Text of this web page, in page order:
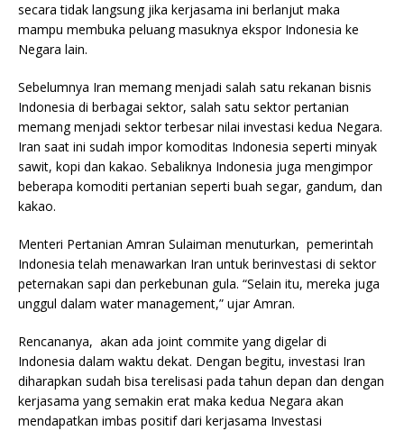
secara tidak langsung jika kerjasama ini berlanjut maka
mampu membuka peluang masuknya ekspor Indonesia ke
Negara lain.
Sebelumnya Iran memang menjadi salah satu rekanan bisnis
Indonesia di berbagai sektor, salah satu sektor pertanian
memang menjadi sektor terbesar nilai investasi kedua Negara.
Iran saat ini sudah impor komoditas Indonesia seperti minyak
sawit, kopi dan kakao. Sebaliknya Indonesia juga mengimpor
beberapa komoditi pertanian seperti buah segar, gandum, dan
kakao.
Menteri Pertanian Amran Sulaiman menuturkan, pemerintah
Indonesia telah menawarkan Iran untuk berinvestasi di sektor
peternakan sapi dan perkebunan gula. “Selain itu, mereka juga
unggul dalam water management,” ujar Amran.
Rencananya, akan ada joint commite yang digelar di
Indonesia dalam waktu dekat. Dengan begitu, investasi Iran
diharapkan sudah bisa terelisasi pada tahun depan dan dengan
kerjasama yang semakin erat maka kedua Negara akan
mendapatkan imbas positif dari kerjasama Investasi